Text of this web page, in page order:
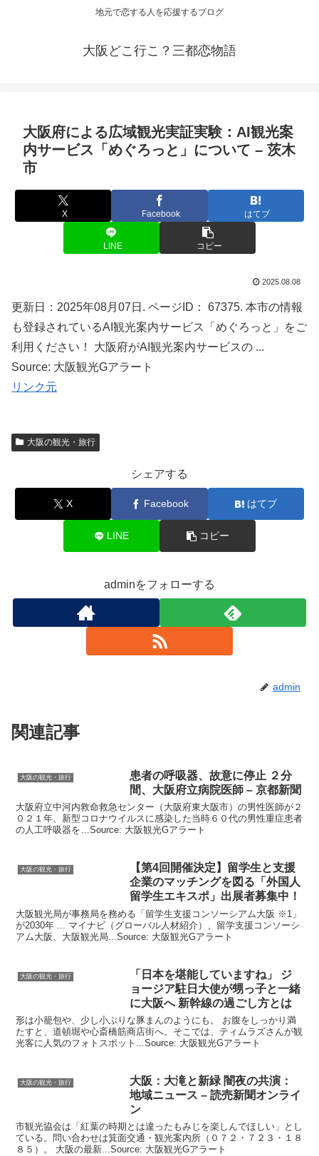
地元で恋する人を応援するブログ
大阪どこ行こ？三都恋物語
大阪府による広域観光実証実験：AI観光案
内サービス「めぐろっと」について – 茨木
市
X Facebook はてブ
LINE コピー
2025.08.08
更新日：2025年08月07日. ページID： 67375. 本市の情報
も登録されているAI観光案内サービス「めぐろっと」をご
利用ください！ 大阪府がAI観光案内サービスの ...
Source: 大阪観光Gアラート
リンク元
大阪の観光・旅行
シェアする
X Facebook はてブ
LINE コピー
adminをフォローする
admin
関連記事
大阪の観光・旅行
患者の呼吸器、故意に停止 ２分
間、 大阪府立病院医師 – 京都新聞
大阪府立中河内救命救急センター（大阪府東大阪市）の男性医師が２
０２１年、新型コロナウイルスに感染した当時６０代の男性重症患者
の人工呼吸器を…Source: 大阪観光Gアラート
大阪の観光・旅行
【第4回開催決定】留学生と支援
企業のマッチングを図る「外国人
留学生エキスポ」出展者募集中！
大阪観光局が事務局を務める「留学生支援コンソーシアム大阪 ※1」
が2030年 ... マイナビ（グローバル人材紹介）、留学支援コンソーシ
アム大阪、大阪観光局...Source: 大阪観光Gアラート
大阪の観光・旅行
「日本を堪能していますね」 ジ
ョージア駐日大使が甥っ子と一緒
に大阪へ 新幹線の過ごし方とは
形は小籠包や、少し小ぶりな豚まんのようにも。 お腹をしっかり満
たすと、道頓堀や心斎橋筋商店街へ。そこでは、ティムラズさんが観
光客に人気のフォトスポット...Source: 大阪観光Gアラート
大阪の観光・旅行 大阪 ：大滝と新緑 闇夜の共演：
地域ニュース – 読売新聞オンライ
ン
市観光協会は「紅葉の時期とは違ったもみじを楽しんでほしい」とし
ている。問い合わせは箕面交通・観光案内所（０７２・７２３・１８
８５）。 大阪の最新...Source: 大阪観光Gアラート